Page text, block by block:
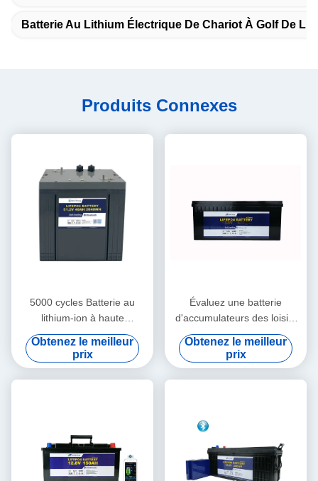
Batterie Au Lithium Électrique De Chariot À Golf De
Produits Connexes
5000 cycles Batterie au
lithium-ion à haute
puissance à charge rapide
48V40Ah Pour chariot de
golf
Obtenez le meilleur
prix
Évaluez une batterie
d'accumulateurs des loisirs
EV 12v de batterie au lithium
de chariot de golf 300Ah
Obtenez le meilleur
prix